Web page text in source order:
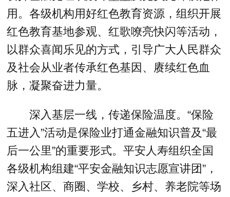
用。各级机构用好红色教育资源，组织开展
红色教育基地参观、红歌嘹亮快闪等活动，
以群众喜闻乐见的方式，引导广大人民群众
及社会从业者传承红色基因、赓续红色血
脉，凝聚奋进力量。
深入基层一线，传递保险温度。“保险
五进入”活动是保险业打通金融知识普及“最
后一公里”的重要形式。平安人寿组织全国
各级机构组建“平安金融知识志愿宣讲团”，
深入社区、商圈、学校、乡村、养老院等场